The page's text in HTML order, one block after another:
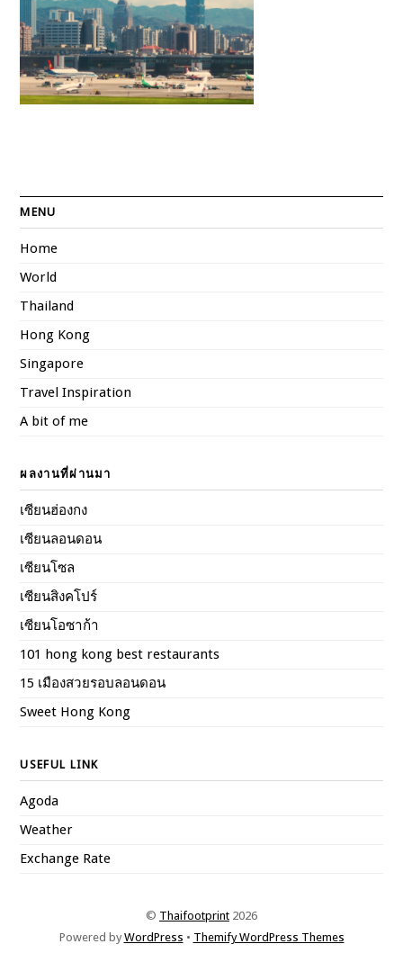
MENU
Home
World
Thailand
Hong Kong
Singapore
Travel Inspiration
A bit of me
ผลงานที่ผ่านมา
เซียนฮ่องกง
เซียนลอนดอน
เซียนโซล
เซียนสิงคโปร์
เซียนโอซาก้า
101 hong kong best restaurants
15 เมืองสวยรอบลอนดอน
Sweet Hong Kong
USEFUL LINK
Agoda
Weather
Exchange Rate
© Thaifootprint 2026
Powered byWordPress • Themify WordPress Themes